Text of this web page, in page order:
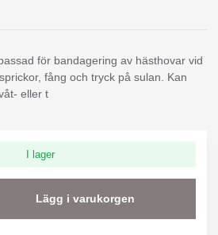
för bandagering av hästhovar vid
fång och tryck på sulan. Kan
eller t
I lager
Lägg i varukorgen